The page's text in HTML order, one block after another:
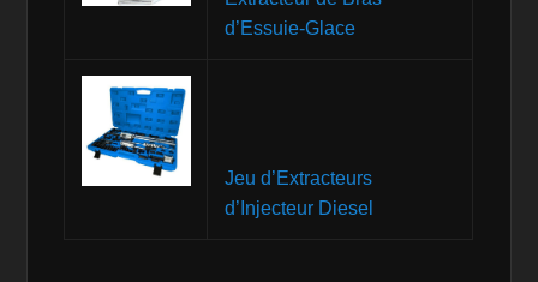
d’Essuie-Glace
Jeu d’Extracteurs
d’Injecteur Diesel